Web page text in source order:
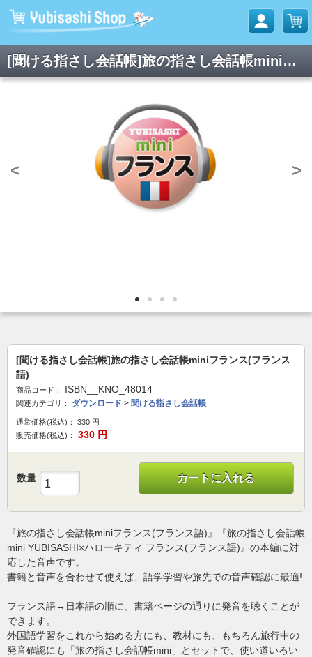
[聞ける指さし会話帳]旅の指さし会話帳miniフランス(フランス語)
< >
[聞ける指さし会話帳]旅の指さし会話帳miniフランス(フランス
語)
商品コード： ISBN__KNO_48014
関連カテゴリ： ダウンロード > 聞ける指さし会話帳
通常価格(税込)： 330 円
販売価格(税込)：
330 円
数量 カートに入れる
『旅の指さし会話帳miniフランス(フランス語)』『旅の指さし会話帳
mini YUBISASHI×ハローキティ フランス(フランス語)』の本編に対
応した音声です。
書籍と音声を合わせて使えば、語学学習や旅先での音声確認に最適!
フランス語→日本語の順に、書籍ページの通りに発音を聴くことが
できます。
外国語学習をこれから始める方にも、教材にも、もちろん旅行中の
発音確認にも「旅の指さし会話帳mini」とセットで、使い道いろい